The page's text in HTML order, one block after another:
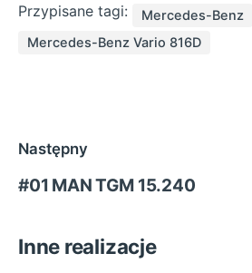
Przypisane tagi:
Mercedes-Benz
Mercedes-Benz Vario 816D
Następny
#01 MAN TGM 15.240
Inne realizacje